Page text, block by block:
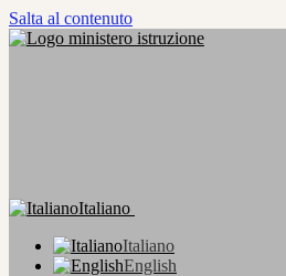
Salta al contenuto
Italiano
Italiano
English